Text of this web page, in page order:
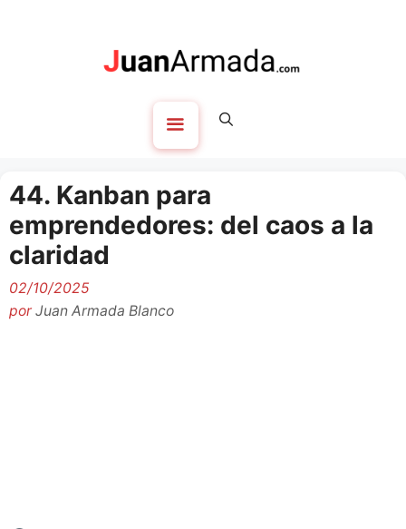
44. Kanban para
emprendedores: del caos a la
claridad
02/10/2025
porJuan Armada Blanco